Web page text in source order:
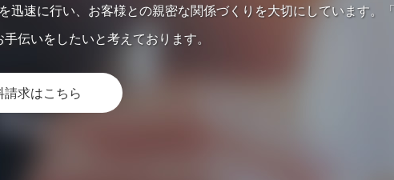
速に行い、お客様との親密な関係づくりを大切にしています。
伝いをしたいと考えております。
請求はこちら